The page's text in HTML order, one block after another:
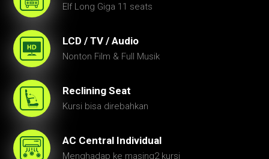
Elf Long Giga 11 seats
LCD / TV / Audio
Nonton Film & Full Musik
Reclining Seat
Kursi bisa direbahkan
AC Central Individual
Menghadap ke masing2 kursi